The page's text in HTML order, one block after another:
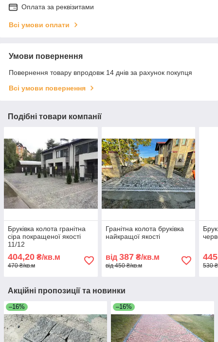
Оплата за реквізитами
Всі умови оплати
Умови повернення
Повернення товару впродовж 14 днів за рахунок покупця
Всі умови повернення
Подібні товари компанії
Бруківка колота гранітна
сіра покращеної якості
11/12
404,20 ₴/кв.м
470 ₴/кв.м
Гранітна колота бруківка
найкращої якості
від 387₴/кв.м
від 450 ₴/кв.м 530
Акційні пропозиції та новинки
–16% –16%